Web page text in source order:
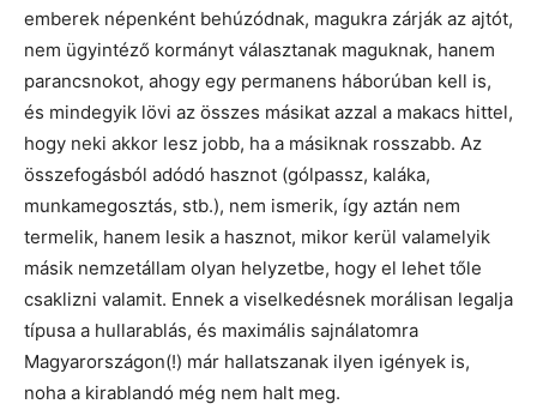
emberek népenként behúzódnak, magukra zárják az ajtót,
nem ügyintéző kormányt választanak maguknak, hanem
parancsnokot, ahogy egy permanens háborúban kell is,
és mindegyik lövi az összes másikat azzal a makacs hittel,
hogy neki akkor lesz jobb, ha a másiknak rosszabb. Az
összefogásból adódó hasznot (gólpassz, kaláka,
munkamegosztás, stb.), nem ismerik, így aztán nem
termelik, hanem lesik a hasznot, mikor kerül valamelyik
másik nemzetállam olyan helyzetbe, hogy el lehet tőle
csaklizni valamit. Ennek a viselkedésnek morálisan legalja
típusa a hullarablás, és maximális sajnálatomra
Magyarországon(!) már hallatszanak ilyen igények is,
noha a kirablandó még nem halt meg.